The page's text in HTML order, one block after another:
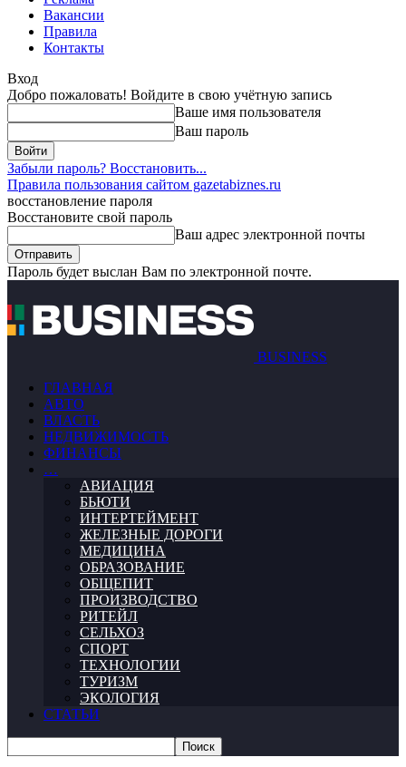
Вакансии
Правила
Контакты
Вход
Добро пожаловать! Войдите в свою учётную запись
Ваше имя пользователя
Ваш пароль
Забыли пароль? Восстановить...
Правила пользования сайтом gazetabiznes.ru
восстановление пароля
Восстановите свой пароль
Ваш адрес электронной почты
Пароль будет выслан Вам по электронной почте.
BUSINESS
ГЛАВНАЯ
АВТО
ВЛАСТЬ
НЕДВИЖИМОСТЬ
ФИНАНСЫ
…
АВИАЦИЯ
БЬЮТИ
ИНТЕРТЕЙМЕНТ
ЖЕЛЕЗНЫЕ ДОРОГИ
МЕДИЦИНА
ОБРАЗОВАНИЕ
ОБЩЕПИТ
ПРОИЗВОДСТВО
РИТЕЙЛ
СЕЛЬХОЗ
СПОРТ
ТЕХНОЛОГИИ
ТУРИЗМ
ЭКОЛОГИЯ
СТАТЬИ